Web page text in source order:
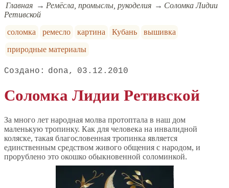
Главная Ремёсла, промыслы, рукоделия
Соломка Лидии
Ретивской
соломка
ремесло картина Кубань
вышивка
природные материалы
dona 03.12.2010
Соломка Лидии Ретивской
За много лет народная молва протоптала в наш дом
маленькую тропинку. Как для человека на инвалидной
коляске, такая благословенная тропинка является
единственным средством живого общения с народом, и
прорублено это окошко обыкновенной соломинкой.